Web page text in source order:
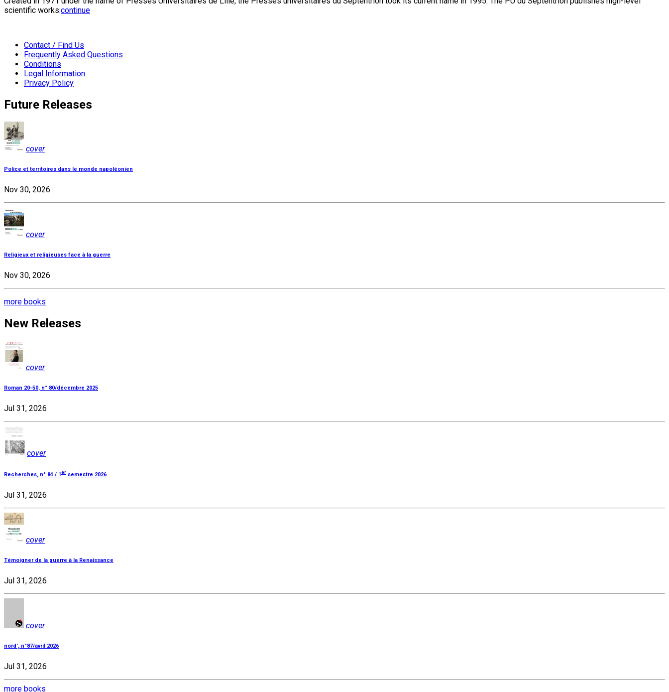
scientific works:continue
Contact / Find Us
Frequently Asked Questions
Conditions
Legal Information
Privacy Policy
Future Releases
cover
Police et territoires dans le monde napoléonien
Nov 30, 2026
cover
Religieux et religieuses face à la guerre
Nov 30, 2026
more books
New Releases
cover
Roman 20-50, n° 80/décembre 2025
Jul 31, 2026
cover
Recherches, n° 84 / 1 er semestre 2026
Jul 31, 2026
cover
Témoigner de la guerre à la Renaissance
Jul 31, 2026
cover
nord', n°87/avril 2026
Jul 31, 2026
more books